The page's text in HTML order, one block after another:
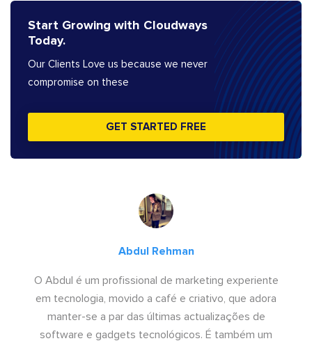
Start Growing with Cloudways
Today.
Our Clients Love us because we never
compromise on these
GET STARTED FREE
Abdul Rehman
O Abdul é um profissional de marketing experiente
em tecnologia, movido a café e criativo, que adora
manter-se a par das últimas actualizações de
software e gadgets tecnológicos. É também um